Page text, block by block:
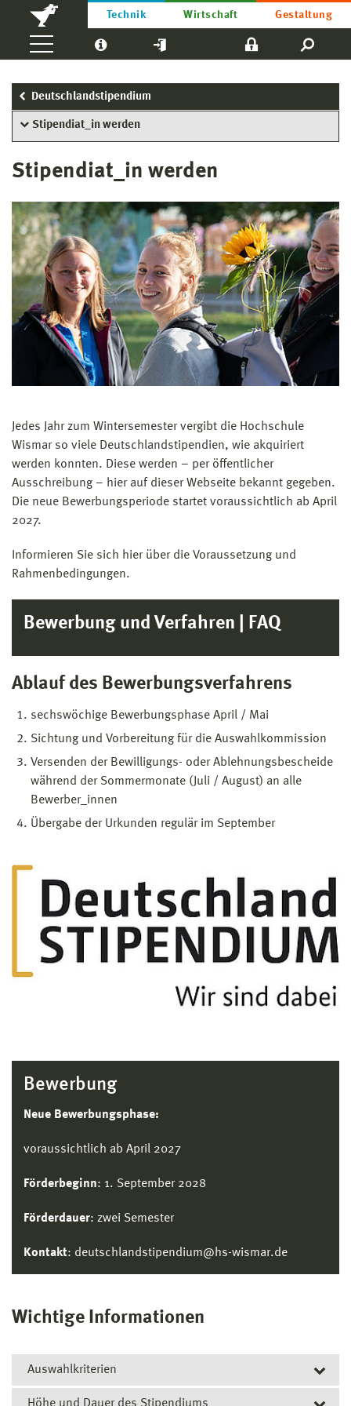
Technik Wirtschaft Gestaltung
Deutschlandstipendium
Stipendiat_in werden
Stipendiat_in werden
Jedes Jahr zum Wintersemester vergibt die Hochschule
Wismar so viele Deutschlandstipendien, wie akquiriert
werden konnten. Diese werden – per öffentlicher
Ausschreibung – hier auf dieser Webseite bekannt gegeben.
Die neue Bewerbungsperiode startet voraussichtlich ab April
2027.
Informieren Sie sich hier über die Voraussetzung und
Rahmenbedingungen.
Bewerbung und Verfahren | FAQ
Ablauf des Bewerbungsverfahrens
sechswöchige Bewerbungsphase April / Mai
Sichtung und Vorbereitung für die Auswahlkommission
Versenden der Bewilligungs- oder Ablehnungsbescheide
während der Sommermonate (Juli / August) an alle
Bewerber_innen
Übergabe der Urkunden regulär im September
Bewerbung
Neue Bewerbungsphase:
voraussichtlich ab April 2027
Förderbeginn: 1. September 2028
Förderdauer: zwei Semester
Kontakt: deutschlandstipendium@hs-wismar.de
Wichtige Informationen
Auswahlkriterien
Höhe und Dauer des Stipendiums